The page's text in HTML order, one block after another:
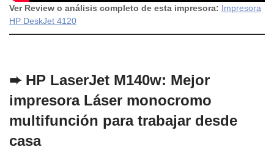
Ver Review o análisis completo de esta impresora:
Impresora
HP DeskJet 4120
➨ HP LaserJet M140w: Mejor
impresora Láser monocromo
multifunción para trabajar desde
casa